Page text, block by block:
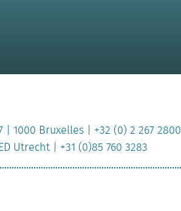
1000 Bruxelles | +32 (0) 2 267 2800
Utrecht | +31 (0)85 760 3283